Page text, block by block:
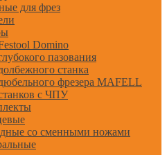
для фрез
Domino
пазования
станка
фрезера MAFELL
с ЧПУ
со сменными ножами